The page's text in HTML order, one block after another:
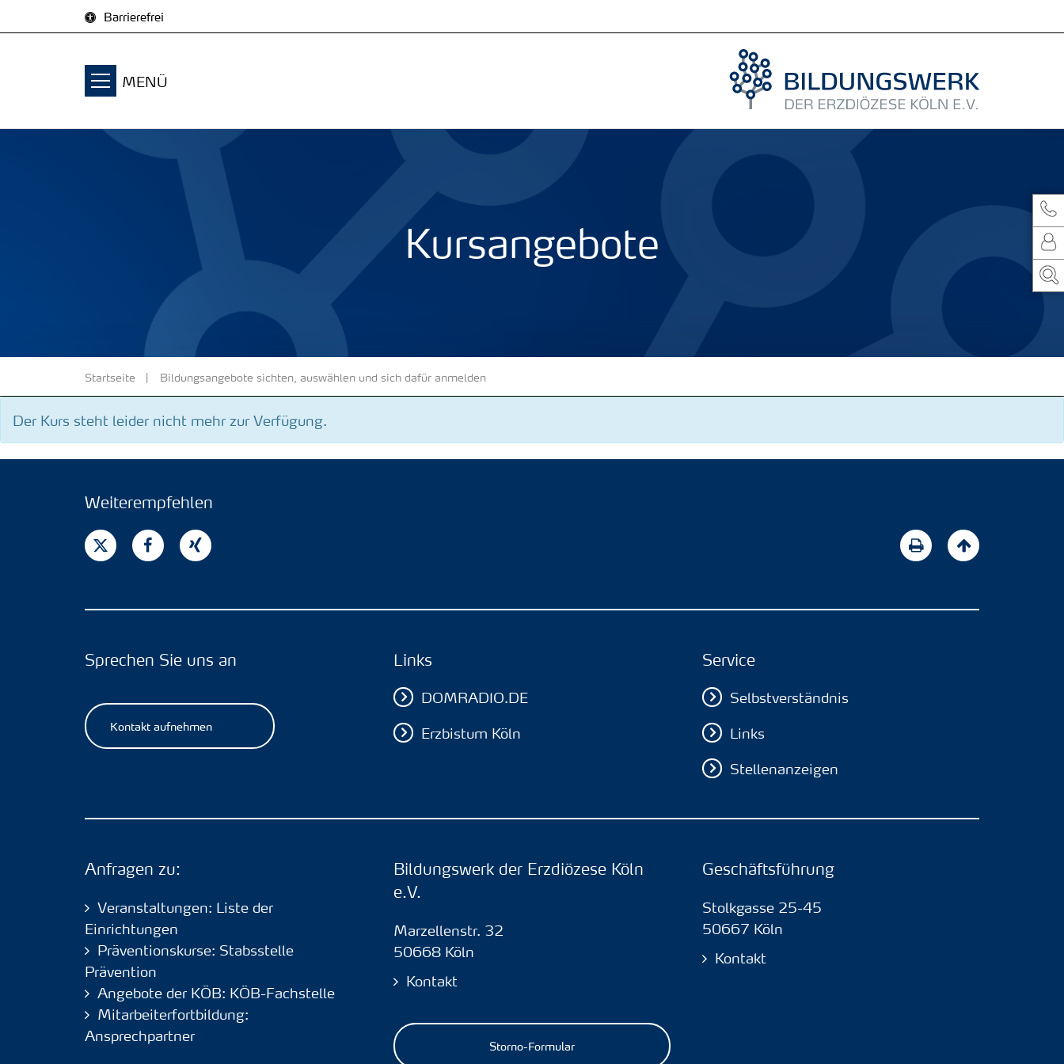
Barrierefrei
MENÜ
Kursangebote
Startseite Bildungsangebote sichten, auswählen und sich dafür anmelden
Der Kurs steht leider nicht mehr zur Verfügung.
Weiterempfehlen
Sprechen Sie uns an
Kontakt aufnehmen
Links
DOMRADIO.DE
Erzbistum Köln
Service
Selbstverständnis
Links
Stellenanzeigen
Anfragen zu:
Veranstaltungen: Liste der
Einrichtungen
Präventionskurse: Stabsstelle
Prävention
Angebote der KÖB: KÖB-Fachstelle
Mitarbeiterfortbildung:
Ansprechpartner
Bildungswerk der Erzdiözese Köln
e.V.
Marzellenstr. 32
50668 Köln
Kontakt
Storno-Formular
Geschäftsführung
Stolkgasse 25-45
50667 Köln
Kontakt